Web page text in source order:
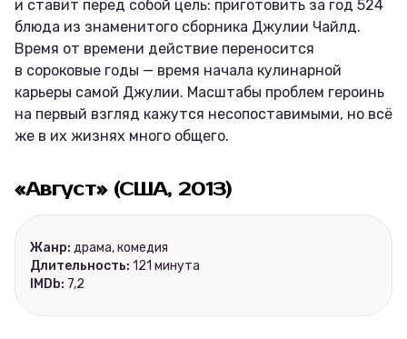
и ставит перед собой цель: приготовить за год 524
блюда из знаменитого сборника Джулии Чайлд.
Время от времени действие переносится
в сороковые годы — время начала кулинарной
карьеры самой Джулии. Масштабы проблем героинь
на первый взгляд кажутся несопоставимыми, но всё
же в их жизнях много общего.
«Август» (США, 2013)
Жанр: драма, комедия
Длительность: 121 минута
IMDb: 7,2